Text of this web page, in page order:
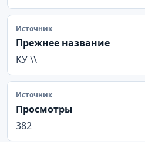
Источник
Прежнее название
КУ \\
Источник
Просмотры
382